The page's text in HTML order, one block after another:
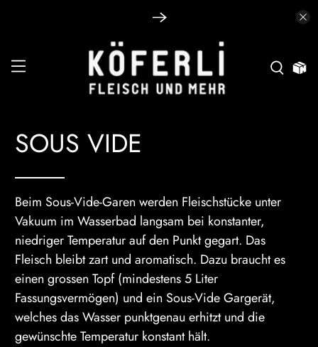
SOUS VIDE
Beim Sous-Vide-Garen werden Fleischstücke unter
Vakuum im Wasserbad langsam bei konstanter,
niedriger Temperatur auf den Punkt gegart. Das
Fleisch bleibt zart und aromatisch. Dazu braucht es
einen grossen Topf (mindestens 5 Liter
Fassungsvermögen) und ein Sous-Vide Gargerät,
welches das Wasser punktgenau erhitzt und die
gewünschte Temperatur konstant hält.